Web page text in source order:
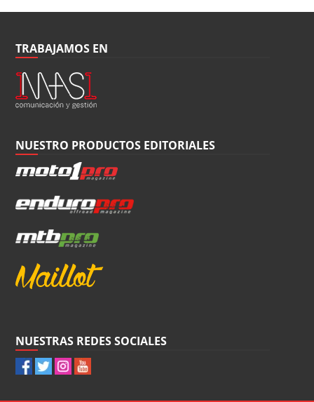
TRABAJAMOS EN
NUESTRO PRODUCTOS EDITORIALES
NUESTRAS REDES SOCIALES